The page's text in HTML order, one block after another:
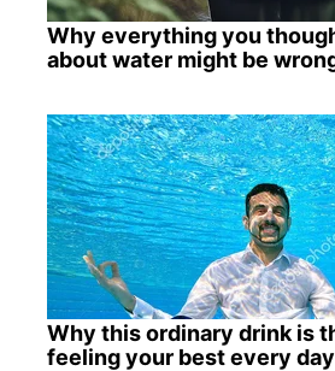
Why everything you
about water might be
Why this ordinary drink is
feeling your best every day